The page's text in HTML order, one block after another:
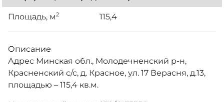
Площадь, м2 115,4
Описание
Адрес Минская обл., Молодечненский р-н,
Красненский с/с, д. Красное, ул. 17 Верасня, д.13,
площадью – 115,4 кв.м.